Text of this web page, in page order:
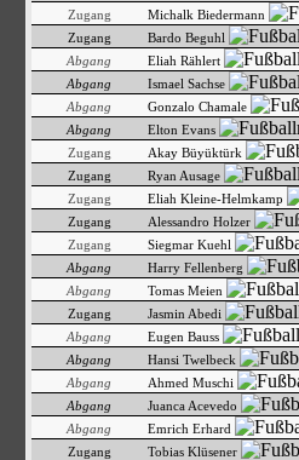
Zugang
Michalk Biedermann
Zugang
Bardo Beguhl
Abgang
Eliah Rählert
Abgang
Ismael Sachse
Abgang
Gonzalo Chamale
Abgang
Elton Evans
Zugang
Akay Büyüktürk
Zugang
Ryan Ausage
Zugang
Eliah Kleine-Helmkamp
Zugang
Alessandro Holzer
Zugang
Siegmar Kuehl
Abgang
Harry Fellenberg
Abgang
Tomas Meien
Zugang
Jasmin Abedi
Abgang
Eugen Bauss
Abgang
Hansi Twelbeck
Abgang
Ahmed Muschi
Abgang
Juanca Acevedo
Abgang
Emrich Erhard
Zugang
Tobias Klüsener